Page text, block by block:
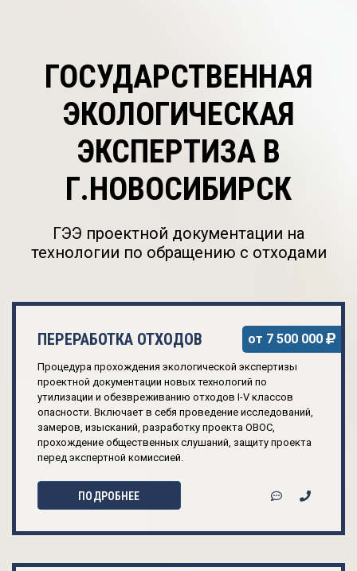
ГОСУДАРСТВЕННАЯ
ЭКОЛОГИЧЕСКАЯ
ЭКСПЕРТИЗА В
Г.НОВОСИБИРСК
ГЭЭ проектной документации на
технологии по обращению с отходами
от 7 500 000
ПЕРЕРАБОТКА ОТХОДОВ
Процедура прохождения экологической экспертизы
проектной документации новых технологий по
утилизации и обезвреживанию отходов I-V классов
опасности. Включает в себя проведение исследований,
замеров, изысканий, разработку проекта ОВОС,
прохождение общественных слушаний, защиту проекта
перед экспертной комиссией.
ПОДРОБНЕЕ